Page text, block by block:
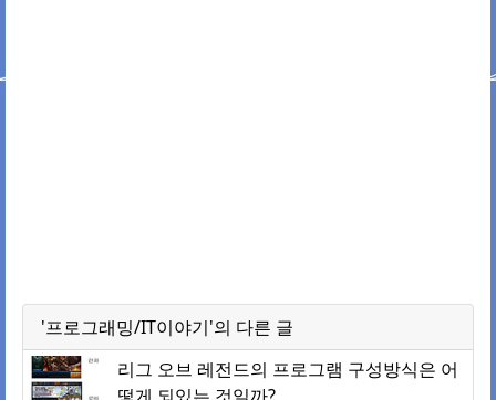
'프로그래밍/IT이야기'의 다른 글
리그 오브 레전드의 프로그램 구성방식은 어